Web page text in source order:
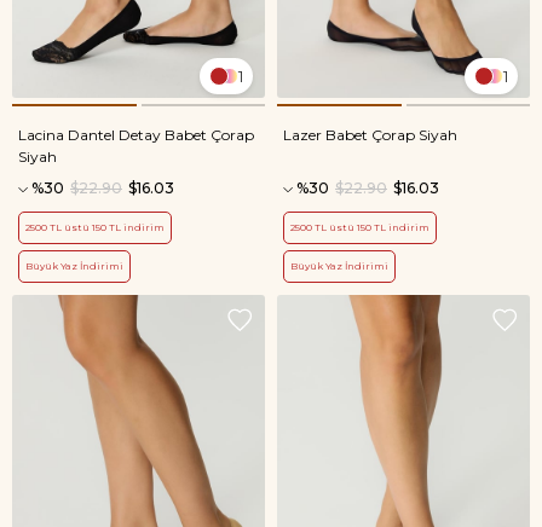
1
Lacina Dantel Detay Babet Çorap
Siyah
%30
$16.03
$22.90
2500 TL üstü 150 TL indirim
Büyük Yaz İndirimi
1
Lazer Babet Çorap Siyah
%30 $16.03
$22.90
2500 TL üstü 150 TL indirim
Büyük Yaz İndirimi